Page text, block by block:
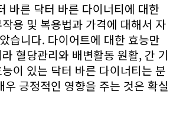
바른 닥터 바른 다이너티에 대한
용 및 복용법과 가격에 대해서 자
습니다. 다이어트에 대한 효능만
혈당관리와 배변활동 원활, 간 기
이 있는 닥터 바른 다이너티는 분
우 긍정적인 영향을 주는 것은 확실